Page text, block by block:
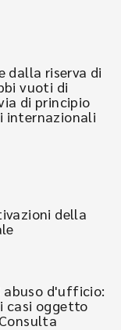
dalla riserva di
vuoti di
di principio
internazionali
della
d'ufficio:
casi oggetto